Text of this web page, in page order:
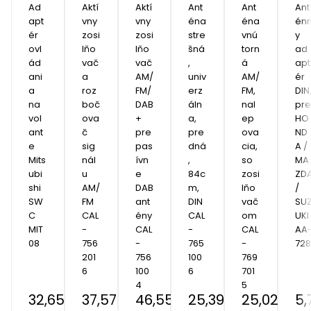
Ad
apt
ér
ovl
ád
ani
a
na
vol
ant
e
Mits
ubi
shi
SW
C
MIT
08
32,65 €
Aktí
vny
zosi
lňo
vač
a
roz
boč
ova
č
sig
nál
u
AM/
FM
CAL
-
756
201
6
37,57 €
Aktí
vny
zosi
lňo
vač
AM/
FM/
DAB
+
pre
pas
ívn
e
DAB
ant
ény
CAL
-
756
100
4
46,55 €
Ant
éna
stre
šná
,
univ
erz
áln
a,
pre
dná
,
84c
m,
DIN
CAL
-
765
100
6
25,39 €
Ant
éna
vnú
torn
á
AM/
FM,
nal
ep
ova
cia,
so
zosi
lňo
vač
om
CAL
-
769
701
5
25,02 €
Ant
y
ad
apt
ér
DIN,
pre
HO
ND
A /
MA
/
UKI
728